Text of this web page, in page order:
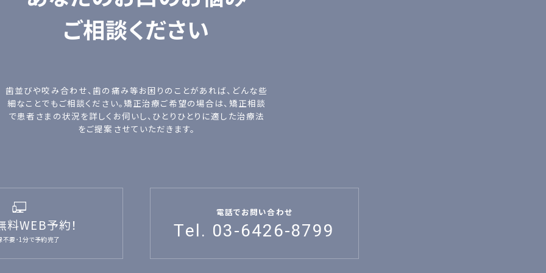
ご相談ください
歯並びや咬み合わせ、歯の痛み等お困りのことがあれば、どんな些
細なことでもご相談ください。矯正治療ご希望の場合は、矯正相談
で患者さまの状況を詳しくお伺いし、ひとりひとりに適した治療法
をご提案させていただきます。
電話でお問い合わせ
Tel. 03-6426-8799
料WEB予約！
不要･1分で予約完了